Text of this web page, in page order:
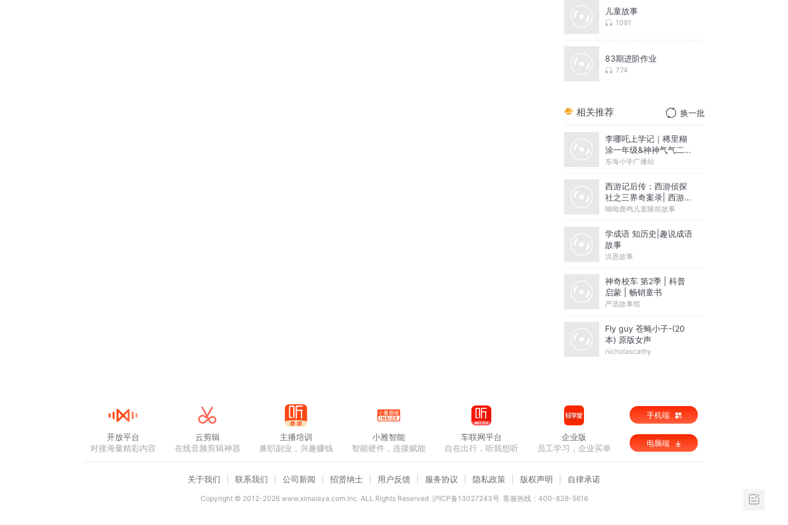
儿童故事
1081
83期进阶作业
774
相关推荐 换一批
李哪吒上学记｜稀里糊
涂一年级&神神气气二年
级
东海小学广播站
西游记后传：西游侦探
社之三界奇案录| 西游侦
探社2
呦呦鹿鸣儿童睡前故事
学成语 知历史|趣说成语
故事
洪恩故事
神奇校车 第2季 | 科普
启蒙 | 畅销童书
严选故事馆
Fly guy 苍蝇小子-(20
本) 原版女声
nicholascathy
开放平台
对接海量精彩内容
云剪辑
在线音频剪辑神器
主播培训
兼职副业，兴趣赚钱
小雅智能
智能硬件，连接赋能
车联网平台
自在出行，听我想听
企业版
员工学习，企业买单
手机端
电脑端
关于我们 联系我们 公司新闻 招贤纳士 用户反馈 服务协议 隐私政策 版权声明 自律承诺
Copyright © 2012-2026www.ximalaya.com lnc. ALL Rights Reserved 沪ICP备13027243号 客服热线：400-838-5616